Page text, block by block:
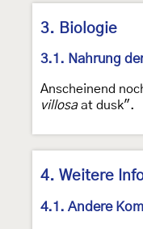
3. Biologie
3.1. Nahrung
Anscheinend
villosaat dusk".
4. Weitere
4.1. Andere